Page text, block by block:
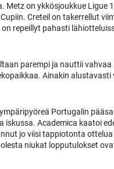
Metz on ykkösjoukkue
Creteil on takerrellut
repeillyt pahasti
parempi ja nauttii
Ainakin
Portugalin
iskussa. Academica kaatoi
jo viisi tappiotonta
niukat lopputulokset